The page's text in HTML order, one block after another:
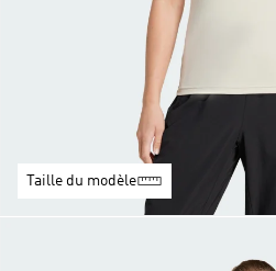
Taille du modèle